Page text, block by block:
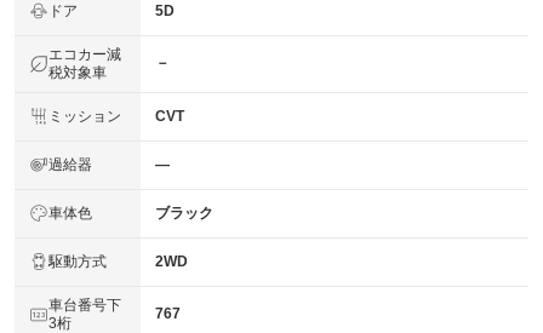
ドア 5D
エコカー減
税対象車
－
ミッション CVT
過給器 ―
車体色 ブラック
駆動方式 2WD
車台番号下
3桁
767